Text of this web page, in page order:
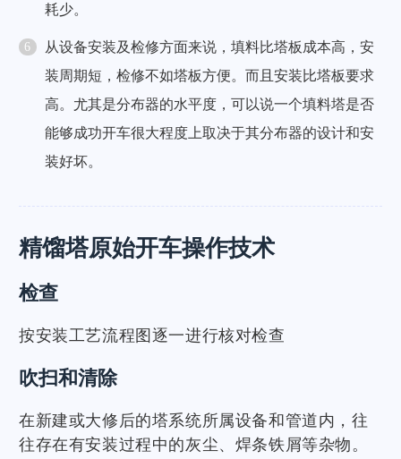
耗少。
从设备安装及检修方面来说，填料比塔板成本高，安
装周期短，检修不如塔板方便。而且安装比塔板要求
高。尤其是分布器的水平度，可以说一个填料塔是否
能够成功开车很大程度上取决于其分布器的设计和安
装好坏。
精馏塔原始开车操作技术
检查
按安装工艺流程图逐一进行核对检查
吹扫和清除
在新建或大修后的塔系统所属设备和管道内，往
往存在有安装过程中的灰尘、焊条铁屑等杂物。